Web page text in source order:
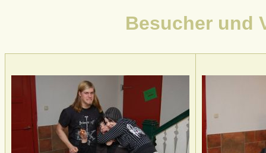
Besucher und